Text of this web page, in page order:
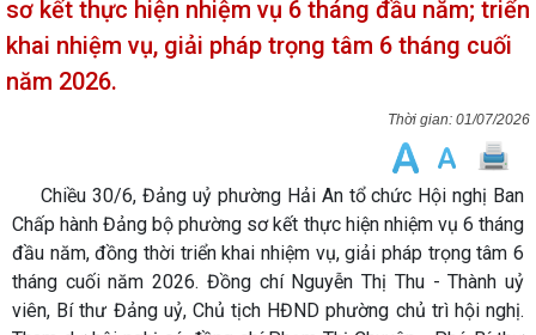
sơ kết thực hiện nhiệm vụ 6 tháng đầu năm; triển
khai nhiệm vụ, giải pháp trọng tâm 6 tháng cuối
năm 2026.
01/07/2026
Chiều 30/6, Đảng uỷ phường Hải An tổ chức Hội nghị Ban
Chấp hành Đảng bộ phường sơ kết thực hiện nhiệm vụ 6 tháng
đầu năm, đồng thời triển khai nhiệm vụ, giải pháp trọng tâm 6
tháng cuối năm 2026. Đồng chí Nguyễn Thị Thu - Thành uỷ
viên, Bí thư Đảng uỷ, Chủ tịch HĐND phường chủ trì hội nghị.